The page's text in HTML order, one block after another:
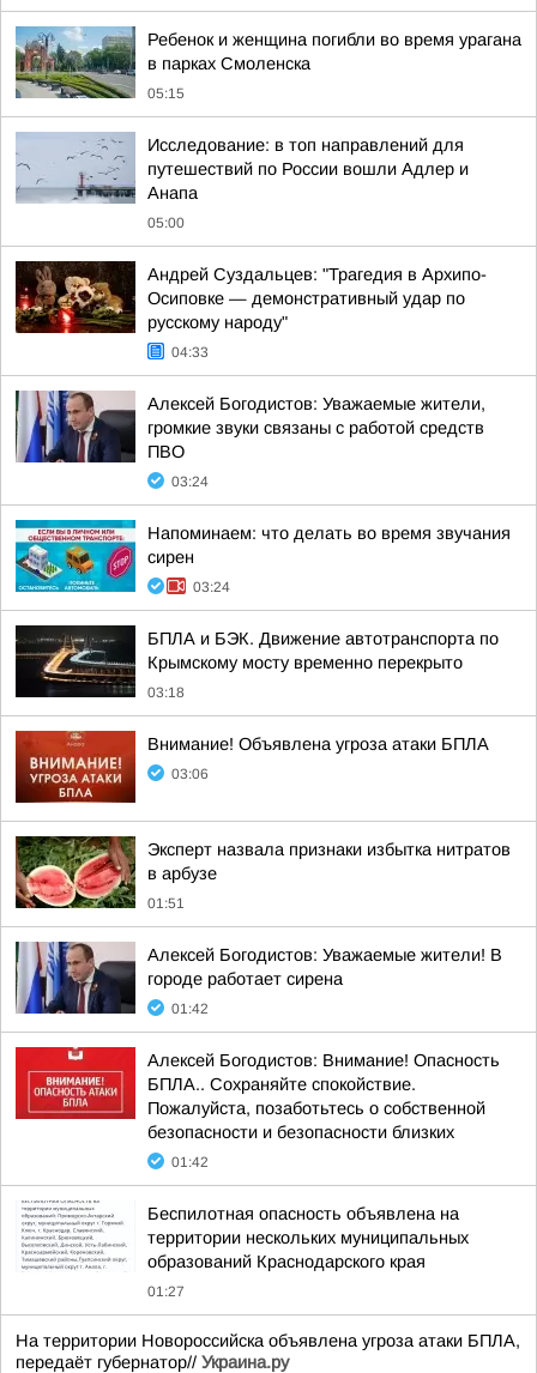
Ребенок и женщина погибли во время урагана
в парках Смоленска
05:15
Исследование: в топ направлений для
путешествий по России вошли Адлер и
Анапа
05:00
Андрей Суздальцев: "Трагедия в Архипо-
Осиповке — демонстративный удар по
русскому народу"
04:33
Алексей Богодистов: Уважаемые жители,
громкие звуки связаны с работой средств
ПВО
03:24
Напоминаем: что делать во время звучания
сирен
03:24
БПЛА и БЭК. Движение автотранспорта по
Крымскому мосту временно перекрыто
03:18
Внимание! Объявлена угроза атаки БПЛА
03:06
Эксперт назвала признаки избытка нитратов
в арбузе
01:51
Алексей Богодистов: Уважаемые жители! В
городе работает сирена
01:42
Алексей Богодистов: Внимание! Опасность
БПЛА.. Сохраняйте спокойствие.
Пожалуйста, позаботьтесь о собственной
безопасности и безопасности близких
01:42
Беспилотная опасность объявлена на
территории нескольких муниципальных
образований Краснодарского края
01:27
На территории Новороссийска объявлена угроза атаки БПЛА,
передаёт губернатор// Украина.ру